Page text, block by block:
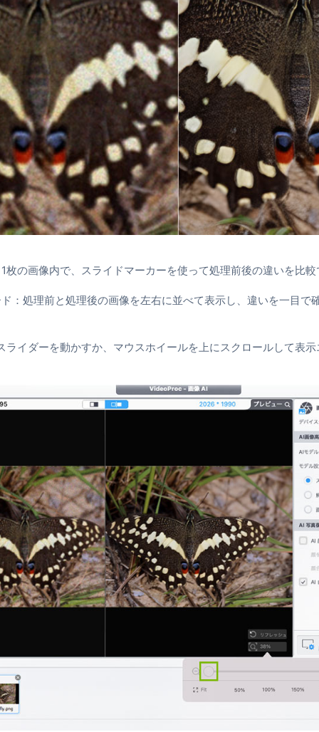
の画像内で、スライドマーカーを使って処理前後の違いを比較
：処理前と処理後の画像を左右に並べて表示し、違いを一目で
ライダーを動かすか、マウスホイールを上にスクロールして表